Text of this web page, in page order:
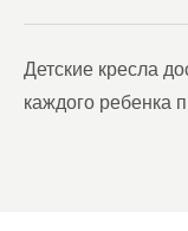
Детские кресла
каждого ребенка